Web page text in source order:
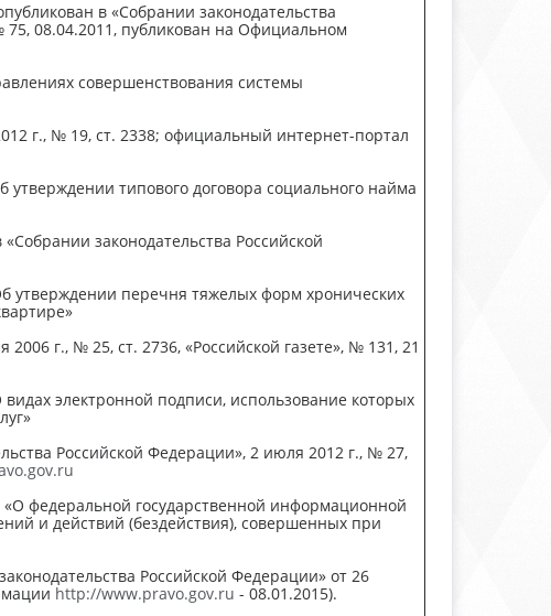
в «Собрании законодательства
75, 08.04.2011, публикован на Официальном
совершенствования системы
г., № 19, ст. 2338; официальный интернет-портал
типового договора социального найма
законодательства Российской
утверждении перечня тяжелых форм хронических
г., № 25, ст. 2736, «Российской газете», № 131, 21
электронной подписи, использование которых
Российской Федерации», 2 июля 2012 г., № 27,
федеральной государственной информационной
и действий (бездействия), совершенных при
Российской Федерации» от 26
http://www.pravo.gov.ru - 08.01.2015).